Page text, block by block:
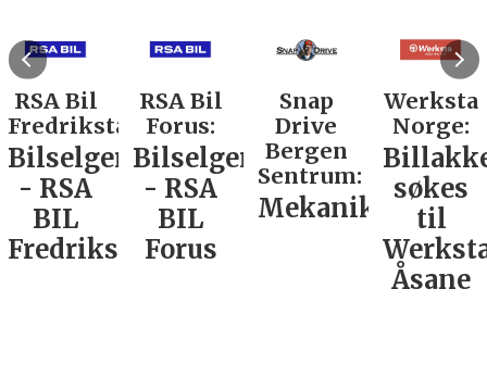
RSA Bil
Fredrikstad:
Bilselger
- RSA
BIL
Fredrikstad
RSA Bil
Forus:
Bilselger
- RSA
BIL
Forus
Snap
Drive
Bergen
Sentrum:
Mekaniker
Werksta
Norge:
søkes
til
Åsane